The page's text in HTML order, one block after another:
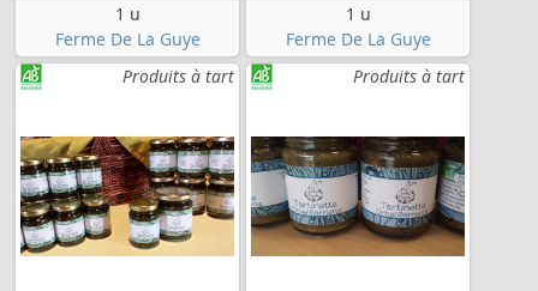
1 u
Ferme De La Guye
1 u
Ferme De La Guye
Produits à tart
Produits à tart